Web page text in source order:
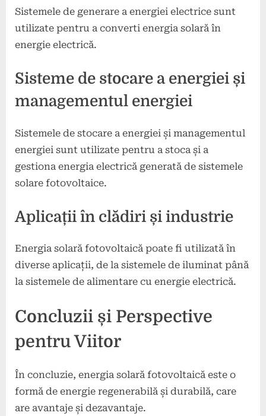
Sistemele de generare a energiei electrice sunt
utilizate pentru a converti energia solară în
energie electrică.
Sisteme de stocare a energiei și
managementul energiei
Sistemele de stocare a energiei și managementul
energiei sunt utilizate pentru a stoca și a
gestiona energia electrică generată de sistemele
solare fotovoltaice.
Aplicații în clădiri și industrie
Energia solară fotovoltaică poate fi utilizată în
diverse aplicații, de la sistemele de iluminat până
la sistemele de alimentare cu energie electrică.
Concluzii și Perspective
pentru Viitor
În concluzie, energia solară fotovoltaică este o
formă de energie regenerabilă și durabilă, care
are avantaje și dezavantaje.